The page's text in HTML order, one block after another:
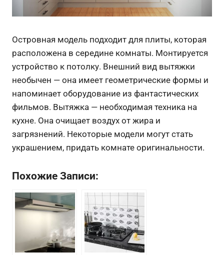
Островная модель подходит для плиты, которая
расположена в середине комнаты. Монтируется
устройство к потолку. Внешний вид вытяжки
необычен — она имеет геометрические формы и
напоминает оборудование из фантастических
фильмов. Вытяжка — необходимая техника на
кухне. Она очищает воздух от жира и
загрязнений. Некоторые модели могут стать
украшением, придать комнате оригинальности.
Похожие Записи: